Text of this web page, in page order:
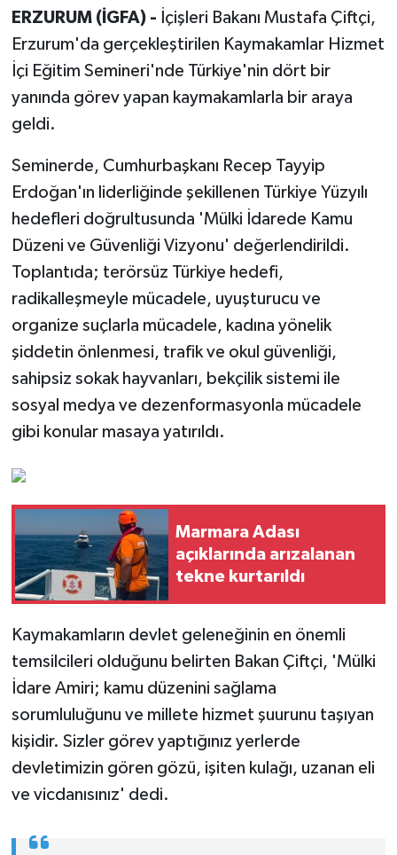
ERZURUM (İGFA) - İçişleri Bakanı Mustafa Çiftçi,
Erzurum'da gerçekleştirilen Kaymakamlar Hizmet
İçi Eğitim Semineri'nde Türkiye'nin dört bir
yanında görev yapan kaymakamlarla bir araya
geldi.
Seminerde, Cumhurbaşkanı Recep Tayyip
Erdoğan'ın liderliğinde şekillenen Türkiye Yüzyılı
hedefleri doğrultusunda 'Mülki İdarede Kamu
Düzeni ve Güvenliği Vizyonu' değerlendirildi.
Toplantıda; terörsüz Türkiye hedefi,
radikalleşmeyle mücadele, uyuşturucu ve
organize suçlarla mücadele, kadına yönelik
şiddetin önlenmesi, trafik ve okul güvenliği,
sahipsiz sokak hayvanları, bekçilik sistemi ile
sosyal medya ve dezenformasyonla mücadele
gibi konular masaya yatırıldı.
Marmara Adası
açıklarında arızalanan
tekne kurtarıldı
Kaymakamların devlet geleneğinin en önemli
temsilcileri olduğunu belirten Bakan Çiftçi, 'Mülki
İdare Amiri; kamu düzenini sağlama
sorumluluğunu ve millete hizmet şuurunu taşıyan
kişidir. Sizler görev yaptığınız yerlerde
devletimizin gören gözü, işiten kulağı, uzanan eli
ve vicdanısınız' dedi.